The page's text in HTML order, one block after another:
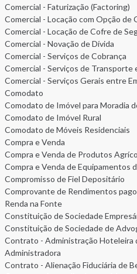
Comercial - Faturização (Factoring)
Comercial - Locação com Opção de
Comercial - Locação de Cofre de
Comercial - Novação de Dívida
Comercial - Serviços de Cobrança
Comercial - Serviços de Transporte
Comercial - Serviços Gerais entre
Comodato
Comodato de Imóvel para Moradia
Comodato de Imóvel Rural
Comodato de Móveis Residenciais
Compra e Venda
Compra e Venda de Produtos
Compra e Venda de Equipamentos
Compromisso de Fiel Depositário
Comprovante de Rendimentos
Renda na Fonte
Constituição de Sociedade
Constituição de Sociedade de
Contrato - Administração Hoteleira
Administradora
Contrato - Alienação Fiduciária de